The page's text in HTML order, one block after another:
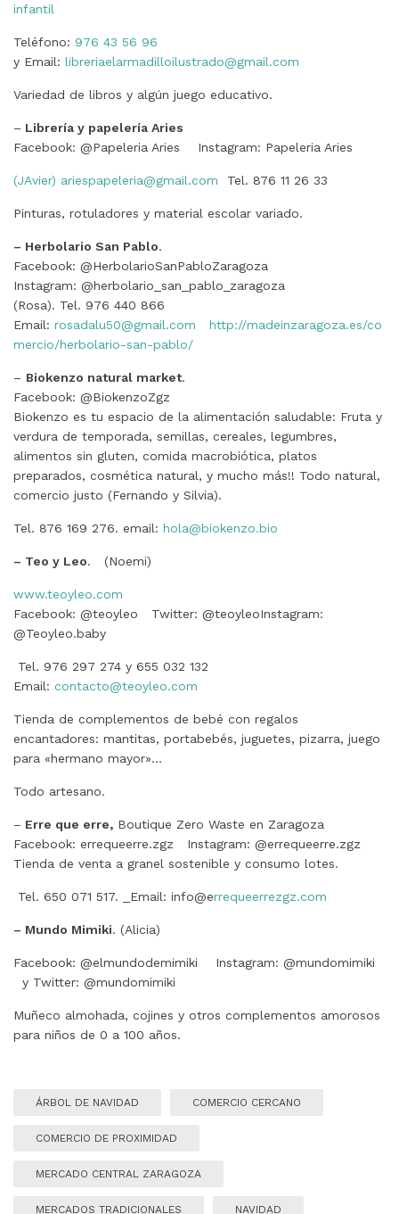
infantil
Teléfono: 976 43 56 96
y Email: libreriaelarmadilloilustrado@gmail.com
Variedad de libros y algún juego educativo.
– Librería y papelería Aries
Facebook: @Papeleria Aries Instagram: Papeleria Aries
(JAvier) ariespapeleria@gmail.com Tel. 876 11 26 33
Pinturas, rotuladores y material escolar variado.
– Herbolario San Pablo.
Facebook: @HerbolarioSanPabloZaragoza
Instagram: @herbolario_san_pablo_zaragoza
(Rosa). Tel. 976 440 866
Email: rosadalu50@gmail.com
http://madeinzaragoza.es/co
mercio/herbolario-san-pablo/
– Biokenzo natural market.
Facebook: @BiokenzoZgz
Biokenzo es tu espacio de la alimentación saludable: Fruta y
verdura de temporada, semillas, cereales, legumbres,
alimentos sin gluten, comida macrobiótica, platos
preparados, cosmética natural, y mucho más!! Todo natural,
comercio justo (Fernando y Silvia).
Tel. 876 169 276. email: hola@biokenzo.bio
– Teo y Leo. (Noemi)
www.teoyleo.com
Facebook: @teoyleo Twitter: @teoyleoInstagram:
@Teoyleo.baby
Tel. 976 297 274 y 655 032 132
Email: contacto@teoyleo.com
Tienda de complementos de bebé con regalos
encantadores: mantitas, portabebés, juguetes, pizarra, juego
para «hermano mayor»…
Todo artesano.
– Erre que erre, Boutique Zero Waste en Zaragoza
Facebook: errequeerre.zgz Instagram: @errequeerre.zgz
Tienda de venta a granel sostenible y consumo lotes.
Tel. 650 071 517. _Email: info@errequeerrezgz.com
– Mundo Mimiki. (Alicia)
Facebook: @elmundodemimiki Instagram: @mundomimiki
y Twitter: @mundomimiki
Muñeco almohada, cojines y otros complementos amorosos
para niños de 0 a 100 años.
ÁRBOL DE NAVIDAD COMERCIO CERCANO
COMERCIO DE PROXIMIDAD
MERCADO CENTRAL ZARAGOZA
MERCADOS TRADICIONALES NAVIDAD